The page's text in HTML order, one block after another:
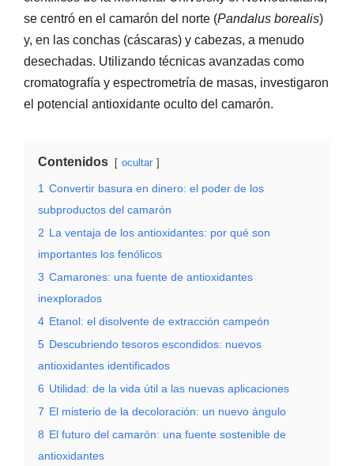
se centró en el camarón del norte (Pandalus borealis)
y, en las conchas (cáscaras) y cabezas, a menudo
desechadas. Utilizando técnicas avanzadas como
cromatografía y espectrometría de masas, investigaron
el potencial antioxidante oculto del camarón.
Contenidos ocultar
1 Convertir basura en dinero: el poder de los
subproductos del camarón
2 La ventaja de los antioxidantes: por qué son
importantes los fenólicos
3 Camarones: una fuente de antioxidantes
inexplorados
4 Etanol: el disolvente de extracción campeón
5 Descubriendo tesoros escondidos: nuevos
antioxidantes identificados
6 Utilidad: de la vida útil a las nuevas aplicaciones
7 El misterio de la decoloración: un nuevo ángulo
8 El futuro del camarón: una fuente sostenible de
antioxidantes